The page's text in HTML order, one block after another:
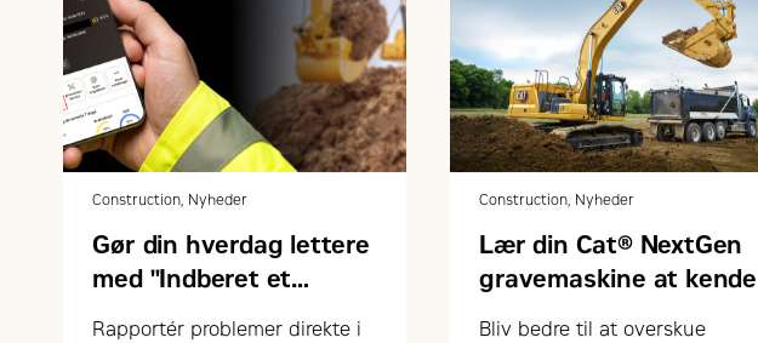
Construction, Nyheder
Gør din hverdag lettere
med "Indberet et
Rapportér problemer direkte i
Construction, Nyheder
Lær din Cat® NextGen
gravemaskine at kende
Bliv bedre til at overskue